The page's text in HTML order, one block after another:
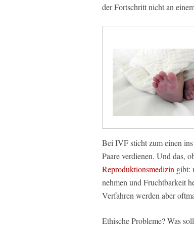
der Fortschritt nicht an
Bei IVF sticht zum einen
Paare verdienen. Und das,
Reproduktionsmedizin gibt:
nehmen und Fruchtbarkeit
Verfahren werden aber
Ethische Probleme? Was